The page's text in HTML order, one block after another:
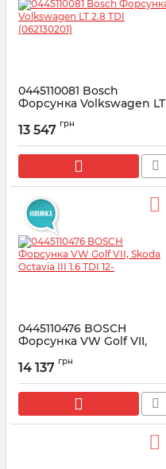
0445110081 Bosсh
Форсунка Volkswagen LT
Артикул: 0445110081
13 547 грн
0445110476 BOSCH
Форсунка VW Golf VII,
Артикул: 0445110476
14 137 грн